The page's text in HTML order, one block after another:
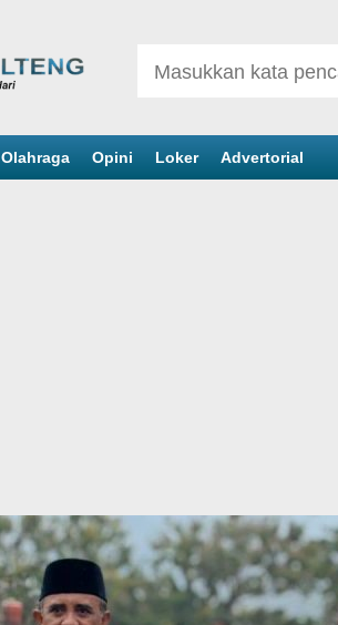
Olahraga Opini Loker Advertorial